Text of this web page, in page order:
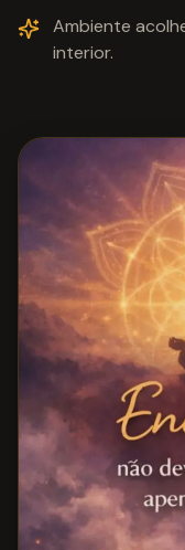
Ambiente
interior.